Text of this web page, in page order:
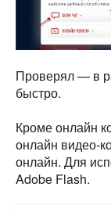
Проверял — в
быстро.
Кроме онлайн
онлайн видео-
онлайн. Для
Adobe Flash.